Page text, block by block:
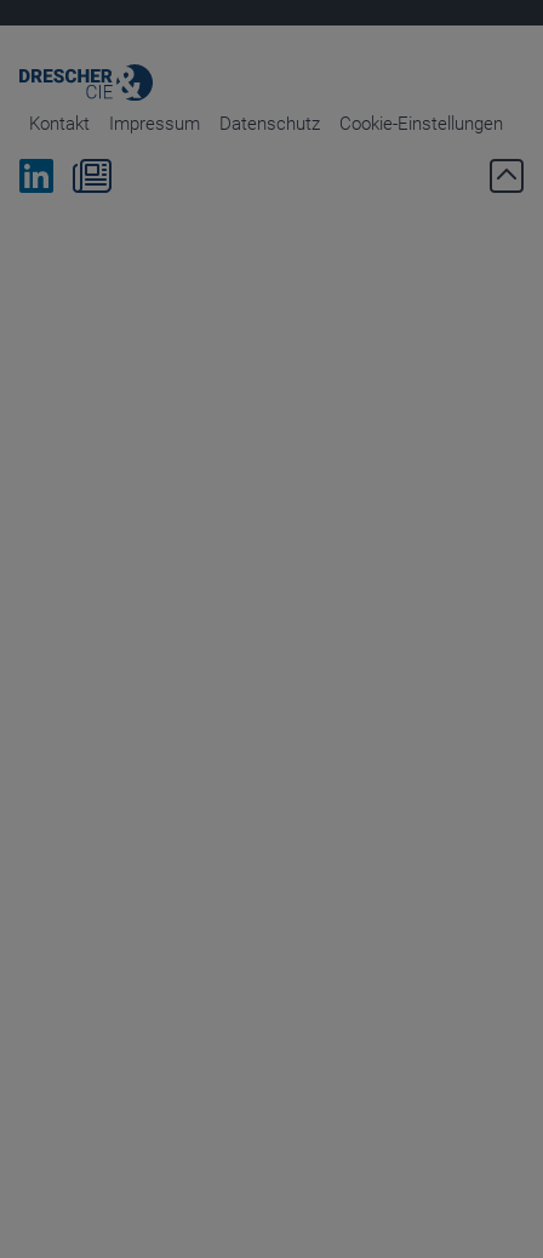
Kontakt Impressum Datenschutz Cookie-Einstellungen
Bei Linkedin folgen
Zum Newsletter anmelden